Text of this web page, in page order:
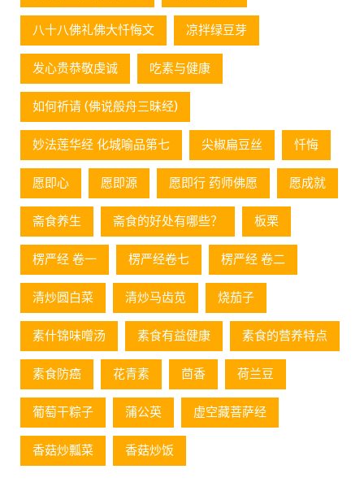
八十八佛礼佛大忏悔文 凉拌绿豆芽
发心贵恭敬虔诚 吃素与健康
如何祈请 (佛说般舟三昧经)
妙法莲华经 化城喻品第七 尖椒扁豆丝 忏悔
愿即心 愿即源 愿即行 药师佛愿 愿成就
斋食养生 斋食的好处有哪些？ 板栗
楞严经 卷一 楞严经卷七 楞严经 卷二
清炒圆白菜 清炒马齿苋 烧茄子
素什锦味噌汤 素食有益健康 素食的营养特点
素食防癌 花青素 茴香 荷兰豆
葡萄⼲粽⼦ 蒲公英 虚空藏菩萨经
香菇炒瓢菜 香菇炒饭